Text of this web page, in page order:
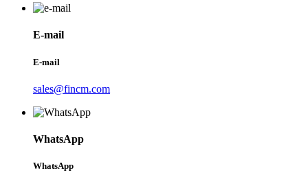
E-mail
E-mail
sales@fincm.com
WhatsApp
WhatsApp